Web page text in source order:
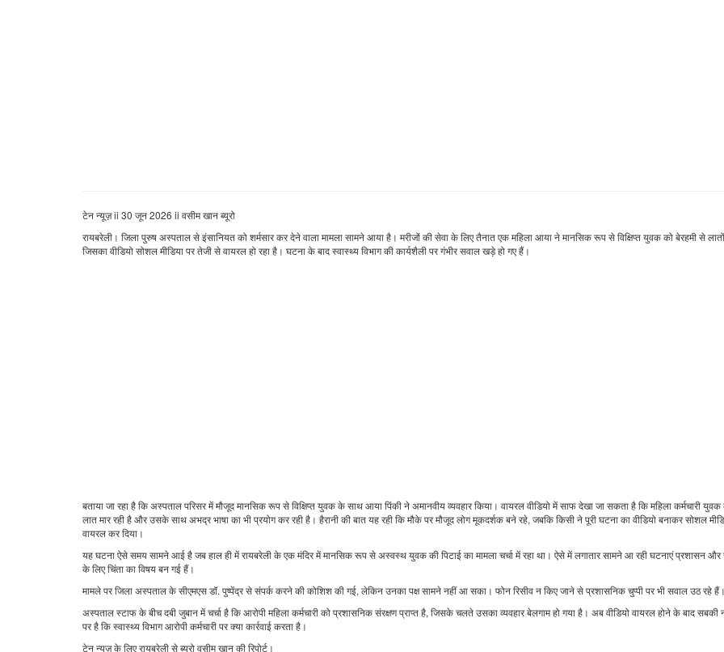
टेन न्यूज़ ii 30 जून 2026 ii वसीम खान ब्यूरो
रायबरेली। जिला पुरुष अस्पताल से इंसानियत को शर्मसार कर देने वाला मामला सामने आया है। मरीजों की सेवा के लिए तैनात एक महिला आया ने मानसिक रूप से विक्षिप्त युवक को बेरहमी से
जिसका वीडियो सोशल मीडिया पर तेजी से वायरल हो रहा है। घटना के बाद स्वास्थ्य विभाग की कार्यशैली पर गंभीर सवाल खड़े हो गए हैं।
बताया जा रहा है कि अस्पताल परिसर में मौजूद मानसिक रूप से विक्षिप्त युवक के साथ आया पिंकी ने अमानवीय व्यवहार किया। वायरल वीडियो में साफ देखा जा सकता है कि महिला कर्मचारी युवक
लात मार रही है और उसके साथ अभद्र भाषा का भी प्रयोग कर रही है। हैरानी की बात यह रही कि मौके पर मौजूद लोग मूकदर्शक बने रहे, जबकि किसी ने पूरी घटना का वीडियो बनाकर सोशल
वायरल कर दिया।
यह घटना ऐसे समय सामने आई है जब हाल ही में रायबरेली के एक मंदिर में मानसिक रूप से अस्वस्थ युवक की पिटाई का मामला चर्चा में रहा था। ऐसे में लगातार सामने आ रही घटनाएं प्रशासन और
के लिए चिंता का विषय बन गई हैं।
मामले पर जिला अस्पताल के सीएमएस डॉ. पुष्पेंद्र से संपर्क करने की कोशिश की गई, लेकिन उनका पक्ष सामने नहीं आ सका। फोन रिसीव न किए जाने से प्रशासनिक चुप्पी पर भी सवाल उठ रहे हैं।
अस्पताल स्टाफ के बीच दबी जुबान में चर्चा है कि आरोपी महिला कर्मचारी को प्रशासनिक संरक्षण प्राप्त है, जिसके चलते उसका व्यवहार बेलगाम हो गया है। अब वीडियो वायरल होने के बाद
पर है कि स्वास्थ्य विभाग आरोपी कर्मचारी पर क्या कार्रवाई करता है।
टेन न्यूज़ के लिए रायबरेली से ब्यूरो वसीम खान की रिपोर्ट।